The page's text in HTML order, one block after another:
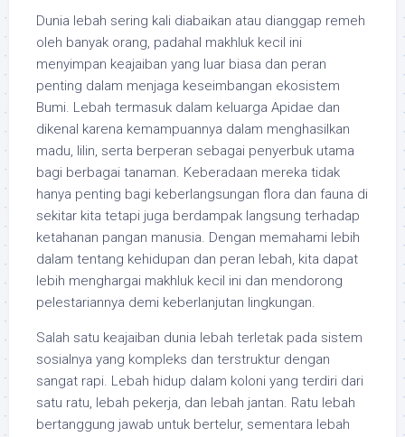
Dunia lebah sering kali diabaikan atau dianggap remeh
oleh banyak orang, padahal makhluk kecil ini
menyimpan keajaiban yang luar biasa dan peran
penting dalam menjaga keseimbangan ekosistem
Bumi. Lebah termasuk dalam keluarga Apidae dan
dikenal karena kemampuannya dalam menghasilkan
madu, lilin, serta berperan sebagai penyerbuk utama
bagi berbagai tanaman. Keberadaan mereka tidak
hanya penting bagi keberlangsungan flora dan fauna di
sekitar kita tetapi juga berdampak langsung terhadap
ketahanan pangan manusia. Dengan memahami lebih
dalam tentang kehidupan dan peran lebah, kita dapat
lebih menghargai makhluk kecil ini dan mendorong
pelestariannya demi keberlanjutan lingkungan.
Salah satu keajaiban dunia lebah terletak pada sistem
sosialnya yang kompleks dan terstruktur dengan
sangat rapi. Lebah hidup dalam koloni yang terdiri dari
satu ratu, lebah pekerja, dan lebah jantan. Ratu lebah
bertanggung jawab untuk bertelur, sementara lebah